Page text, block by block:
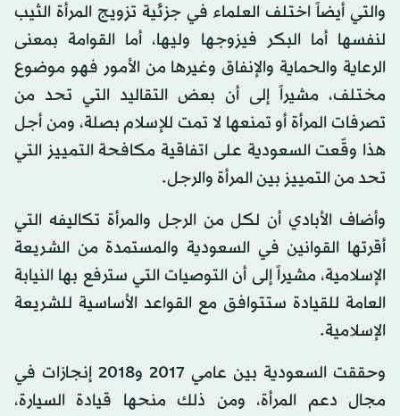
والتي أيضاً اختلف العلماء في جزئية تزويج المرأة الثيب
لنفسها أما البكر فيزوجها وليها، أما القوامة بمعنى
الرعاية والحماية والإنفاق وغيرها من الأمور فهو موضوع
مختلف، مشيراً إلى أن بعض التقاليد التي تحد من
تصرفات المرأة أو تمنعها لا تمت للإسلام بصلة، ومن أجل
هذا وقّعت السعودية على اتفاقية مكافحة التمييز التي
تحد من التمييز بين المرأة والرجل.
وأضاف الأبادي أن لكل من الرجل والمرأة تكاليفه التي
أقرتها القوانين في السعودية والمستمدة من الشريعة
الإسلامية، مشيراً إلى أن التوصيات التي سترفع بها النيابة
العامة للقيادة ستتوافق مع القواعد الأساسية للشريعة
الإسلامية.
وحققت السعودية بين عامي 2017 و2018 إنجازات في
مجال دعم المرأة، ومن ذلك منحها قيادة السيارة،